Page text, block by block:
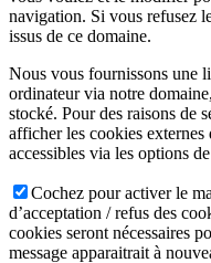
navigation. Si vous refusez
issus de ce domaine.
Nous vous fournissons une
ordinateur via notre
stocké. Pour des raisons de
afficher les cookies externes
accessibles via les options
Cochez pour activer le
d’acceptation / refus des
cookies seront nécessaires
message apparaitrait à